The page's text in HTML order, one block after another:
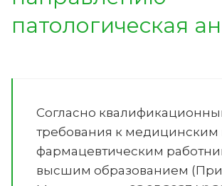
патологическая
Согласно
требования к медицинским
фармацевтическим
высшим образованием